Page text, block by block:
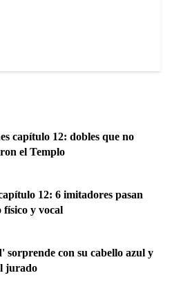
capítulo 12: dobles que no
el Templo
12: 6 imitadores pasan
físico y vocal
sorprende con su cabello azul y
jurado